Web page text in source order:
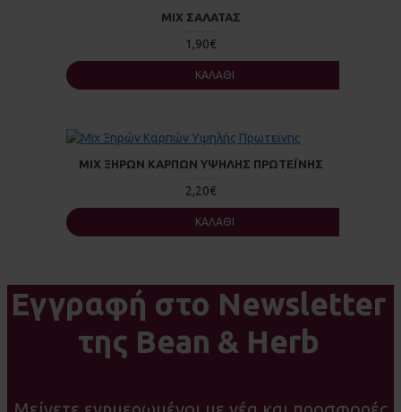
MIX ΣΑΛΆΤΑΣ
1,90€
ΚΑΛΆΘΙ
MIX ΞΗΡΏΝ ΚΑΡΠΏΝ ΥΨΗΛΉΣ ΠΡΩΤΕΪΝΗΣ
2,20€
ΚΑΛΆΘΙ
Εγγραφή στο Newsletter
της Bean & Herb